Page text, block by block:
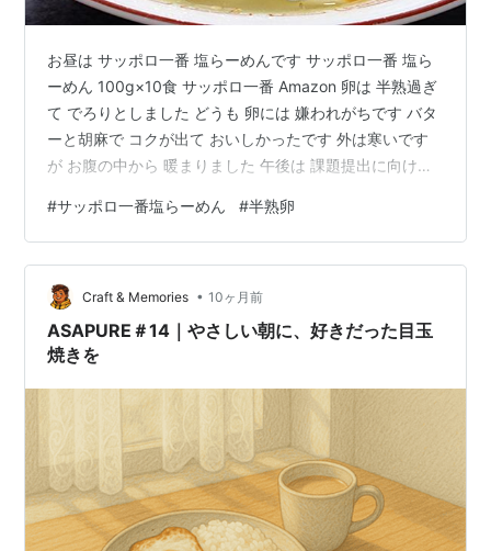
お昼は サッポロ一番 塩らーめんです サッポロ一番 塩ら
ーめん 100g×10食 サッポロ一番 Amazon 卵は 半熟過ぎ
て でろりとしました どうも 卵には 嫌われがちです バタ
ーと胡麻で コクが出て おいしかったです 外は寒いです
が お腹の中から 暖まりました 午後は 課題提出に向けて
午後を のんびりと過ごします ランキング参加中食べ物
ランキング参加中おうちでごはん
#サッポロ一番塩らーめん #半熟卵
Craft & Memories • 10ヶ月前
ASAPURE＃14｜やさしい朝に、好きだった目玉
焼きを